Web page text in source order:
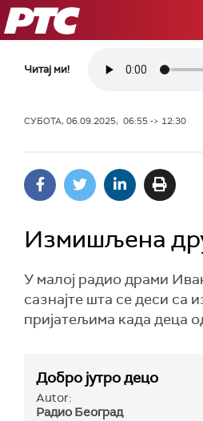
РТС
Читај ми!
СУБОТА, 06.09.2025, 06:55 -> 12:30
Измишљена
У малој радио драми
сазнајте шта се деси са
пријатељима када деца
Добро јутро децо
Autor:
Радио Београд